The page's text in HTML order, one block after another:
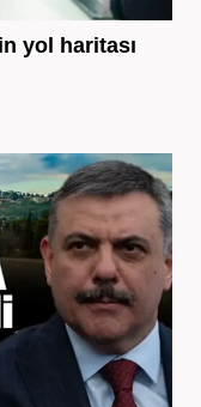
yol haritası